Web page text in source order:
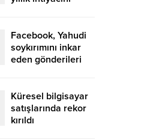
Facebook, Yahudi
soykırımını inkar
eden gönderileri
Küresel bilgisayar
satışlarında rekor
kırıldı